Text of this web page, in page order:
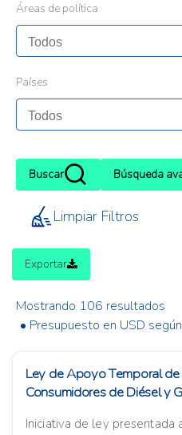
Áreas de política
Países
Buscar Búsqueda
Limpiar Filtros
Exportar
Mostrando 106 resultados
• Presupuesto en USD
Ley de Apoyo Temporal
Consumidores de Diésel y
Iniciativa de ley presentada